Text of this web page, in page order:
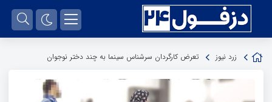
زرد نیوز تعرض کارگردان سرشناس سینما به چند دختر نوجوان